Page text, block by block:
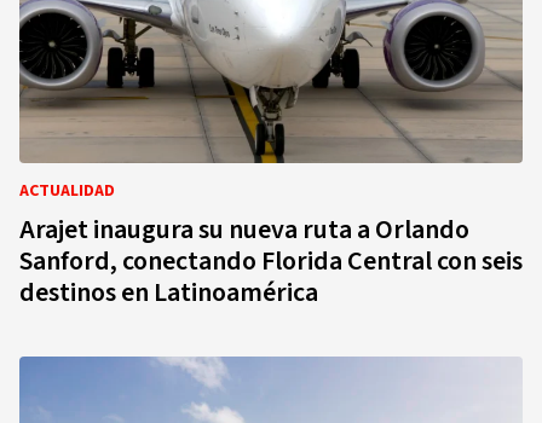
ACTUALIDAD
Arajet inaugura su nueva ruta a Orlando
Sanford, conectando Florida Central con seis
destinos en Latinoamérica